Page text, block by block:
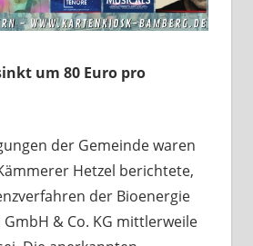
um 80 Euro pro
der Gemeinde waren
Hetzel berichtete,
der Bioenergie
& Co. KG mittlerweile